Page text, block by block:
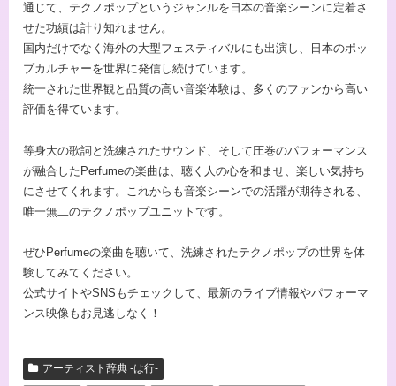
通じて、テクノポップというジャンルを日本の音楽シーンに定着さ
せた功績は計り知れません。
国内だけでなく海外の大型フェスティバルにも出演し、日本のポッ
プカルチャーを世界に発信し続けています。
統一された世界観と品質の高い音楽体験は、多くのファンから高い
評価を得ています。
等身大の歌詞と洗練されたサウンド、そして圧巻のパフォーマンス
が融合したPerfumeの楽曲は、聴く人の心を和ませ、楽しい気持ち
にさせてくれます。これからも音楽シーンでの活躍が期待される、
唯一無二のテクノポップユニットです。
ぜひPerfumeの楽曲を聴いて、洗練されたテクノポップの世界を体
験してみてください。
公式サイトやSNSもチェックして、最新のライブ情報やパフォーマ
ンス映像もお見逃しなく！
アーティスト辞典 -は行-